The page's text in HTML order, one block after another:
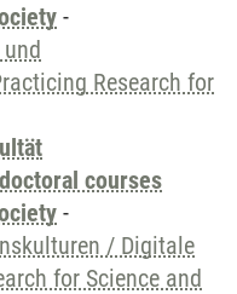
-
Research for
courses
-
/ Digitale
for Science and